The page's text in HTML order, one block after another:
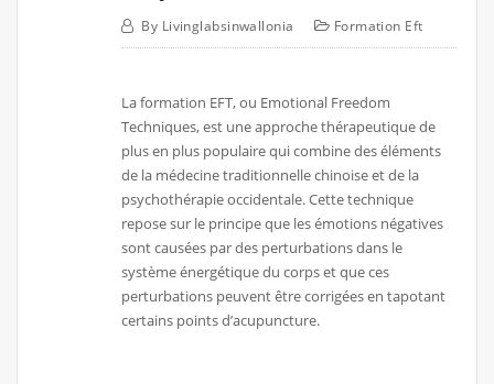
By Livinglabsinwallonia Formation Eft
La formation EFT, ou Emotional Freedom
Techniques, est une approche thérapeutique de
plus en plus populaire qui combine des éléments
de la médecine traditionnelle chinoise et de la
psychothérapie occidentale. Cette technique
repose sur le principe que les émotions négatives
sont causées par des perturbations dans le
système énergétique du corps et que ces
perturbations peuvent être corrigées en tapotant
certains points d’acupuncture.